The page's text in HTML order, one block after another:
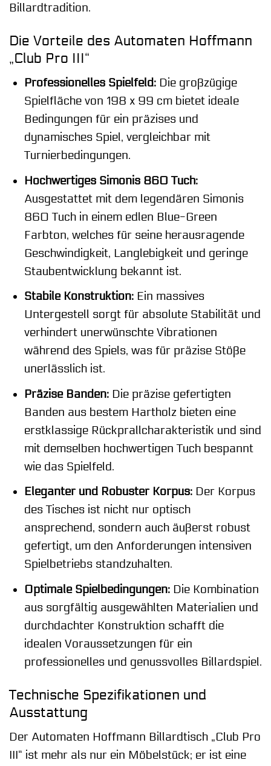
Billardtradition.
Die Vorteile des Automaten Hoffmann
„Club Pro III“
Professionelles Spielfeld:Die großzügige
Spielfläche von 198 x 99 cm bietet ideale
Bedingungen für ein präzises und
dynamisches Spiel, vergleichbar mit
Turnierbedingungen.
Hochwertiges Simonis 860 Tuch:
Ausgestattet mit dem legendären Simonis
860 Tuch in einem edlen Blue-Green
Farbton, welches für seine herausragende
Geschwindigkeit, Langlebigkeit und geringe
Staubentwicklung bekannt ist.
Stabile Konstruktion:Ein massives
Untergestell sorgt für absolute Stabilität und
verhindert unerwünschte Vibrationen
während des Spiels, was für präzise Stöße
unerlässlich ist.
Präzise Banden:Die präzise gefertigten
Banden aus bestem Hartholz bieten eine
erstklassige Rückprallcharakteristik und sind
mit demselben hochwertigen Tuch bespannt
wie das Spielfeld.
Eleganter und Robuster Korpus:Der Korpus
des Tisches ist nicht nur optisch
ansprechend, sondern auch äußerst robust
gefertigt, um den Anforderungen intensiven
Spielbetriebs standzuhalten.
Optimale Spielbedingungen:Die Kombination
aus sorgfältig ausgewählten Materialien und
durchdachter Konstruktion schafft die
idealen Voraussetzungen für ein
professionelles und genussvolles Billardspiel.
Technische Spezifikationen und
Ausstattung
Der Automaten Hoffmann Billardtisch „Club Pro
III“ ist mehr als nur ein Möbelstück; er ist eine